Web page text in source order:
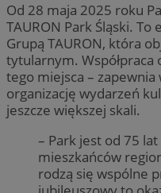
Od 28 maja 2025 roku
TAURON Park Śląski.
Grupą TAURON, która
tytularnym. Współpraca
tego miejsca –
organizację wydarzeń
jeszcze większej skali.
– Park jest od 75
mieszkańców
rodzą się wspólne